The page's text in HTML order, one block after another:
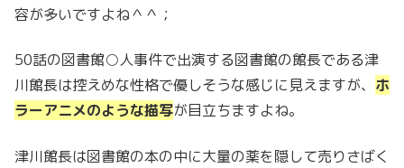
容が多いですよね＾＾；
50話の図書館○人事件で出演する図書館の館長である津
川館長は控えめな性格で優しそうな感じに見えますが、 ホ
ラーアニメのような描写が目立ちますよね。
津川館長は図書館の本の中に大量の薬を隠して売りさばく